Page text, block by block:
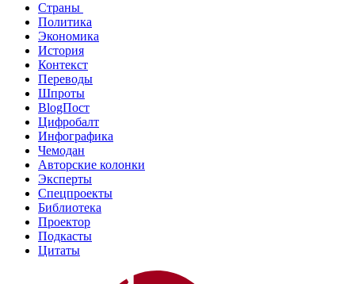
Страны
Политика
Экономика
История
Контекст
Переводы
Шпроты
BlogПост
Цифробалт
Инфографика
Чемодан
Авторские колонки
Эксперты
Спецпроекты
Библиотека
Проектор
Подкасты
Цитаты